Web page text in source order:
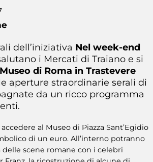
dell’iniziativa Nel week-end
i Mercati di Traiano e si
Museo di Roma in Trastevere
aperture straordinarie serali di
da un ricco programma
al Museo di Piazza Sant’Egidio
di un euro. All’interno potranno
scene romane con i celebri